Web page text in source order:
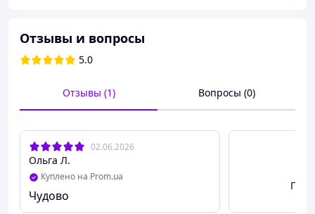
24-15,6 см
25-16 см
Отзывы и вопросы
5.0
Отзывы (1) Вопросы (0)
02.06.2026
Ольга Л.
Куплено на Prom.ua
Чудово